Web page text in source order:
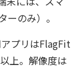
のみ）。
プリはFlagFit
上。解像度は